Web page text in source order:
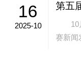
16
2025-10
10月
赛新闻